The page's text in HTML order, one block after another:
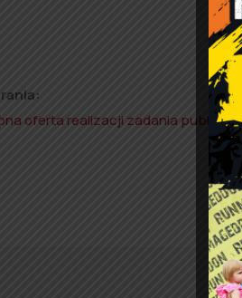
oferta realizacji zadania